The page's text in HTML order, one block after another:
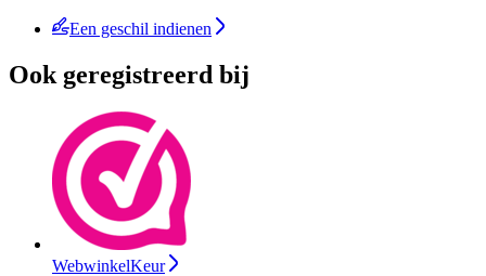
Een geschil indienen
Ook geregistreerd bij
WebwinkelKeur